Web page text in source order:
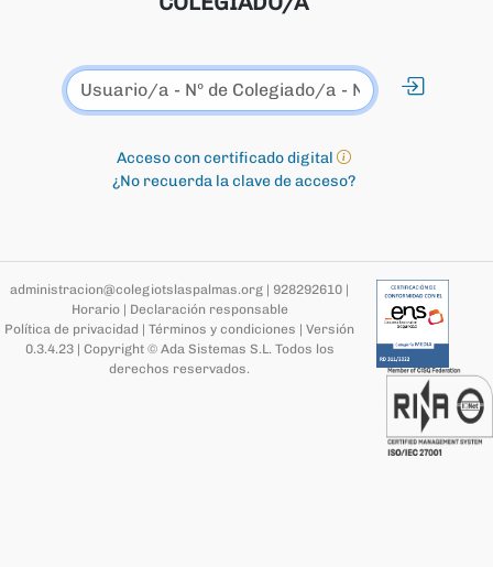
Acceso con certificado digital
¿No recuerda la clave de acceso?
administracion@colegiotslaspalmas.org | 928292610 |
Horario | Declaración responsable
Política de privacidad | Términos y condiciones | Versión
0.3.4.23 | Copyright © Ada Sistemas S.L. Todos los
derechos reservados.